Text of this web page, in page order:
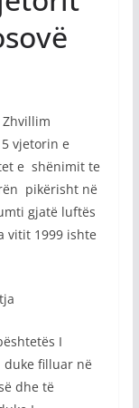
Zhvillim
vjetorin e
e shënimit te
pikërisht në
gjatë luftës
vitit 1999 ishte
I
filluar në
dhe të